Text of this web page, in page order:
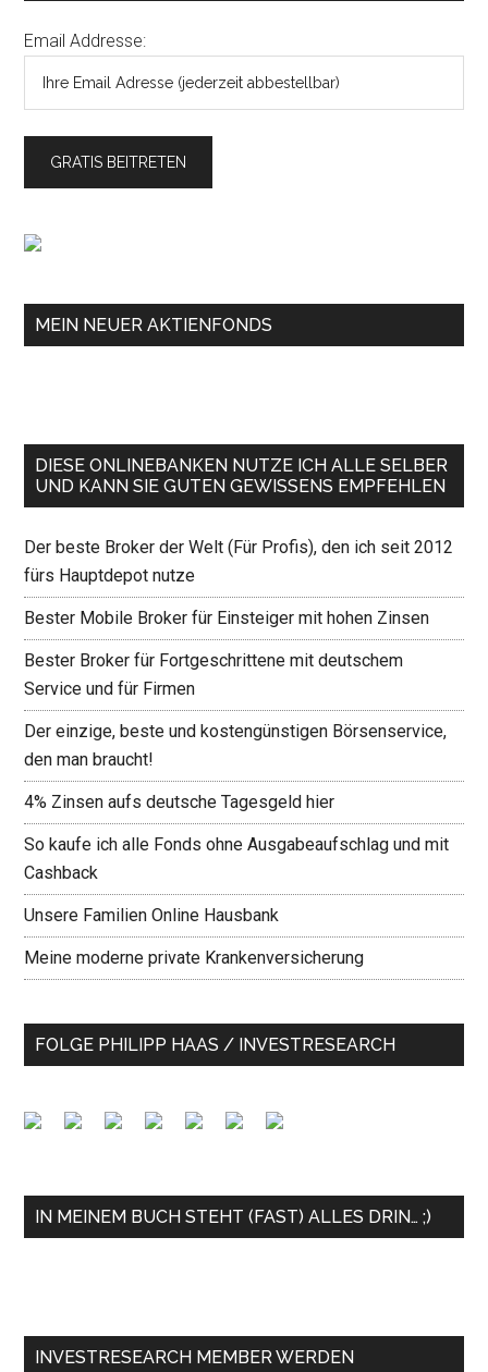
Email Addresse:
MEIN NEUER AKTIENFONDS
DIESE ONLINEBANKEN NUTZE ICH ALLE SELBER
UND KANN SIE GUTEN GEWISSENS EMPFEHLEN
Der beste Broker der Welt (Für Profis), den ich seit 2012
fürs Hauptdepot nutze
Bester Mobile Broker für Einsteiger mit hohen Zinsen
Bester Broker für Fortgeschrittene mit deutschem
Service und für Firmen
Der einzige, beste und kostengünstigen Börsenservice,
den man braucht!
4% Zinsen aufs deutsche Tagesgeld hier
So kaufe ich alle Fonds ohne Ausgabeaufschlag und mit
Cashback
Unsere Familien Online Hausbank
Meine moderne private Krankenversicherung
FOLGE PHILIPP HAAS / INVESTRESEARCH
IN MEINEM BUCH STEHT (FAST) ALLES DRIN… ;)
INVESTRESEARCH MEMBER WERDEN